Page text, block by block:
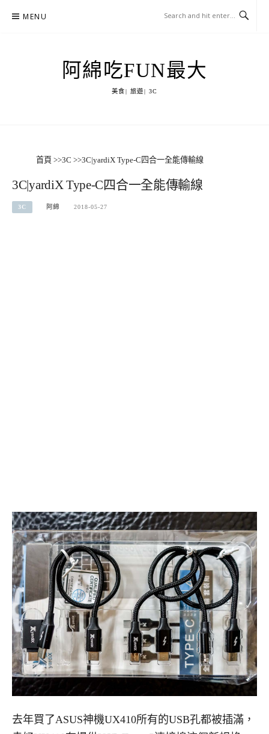
MENU
阿綿吃FUN最大
美食| 旅遊| 3C
首頁 >>3C >>3C|yardiX Type-C四合一全能傳輸線
3C|yardiX Type-C四合一全能傳輸線
3C 阿綿 2018-05-27
去年買了ASUS神機UX410所有的USB孔都被插滿，